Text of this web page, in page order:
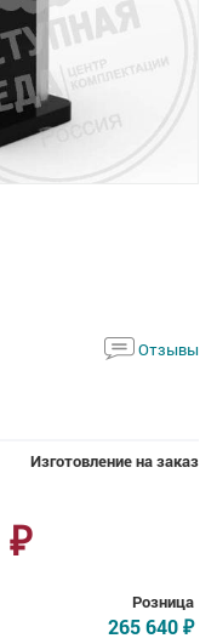
Отзывы
Изготовление на заказ
₽
Розница
265 640 ₽